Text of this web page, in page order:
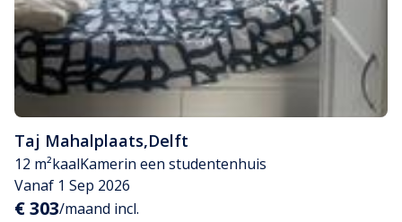
Taj Mahalplaats,Delft
12 m²kaalKamerin een studentenhuis
Vanaf 1 Sep 2026
€ 303/maand incl.